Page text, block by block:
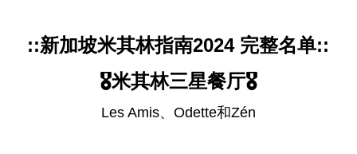
::新加坡米其林指南2024 完整名单::
🎖️米其林三星餐厅🎖️
Les Amis、Odette和Zén